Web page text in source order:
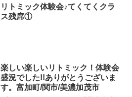
ました。人前で演奏することはとても勇
気のいることですが...
リトミック体験会♪てくてくクラ
ス残席①
楽しい楽しいリトミック！体験会
盛況でした!!ありがとうございま
す。富加町/関市/美濃加茂市